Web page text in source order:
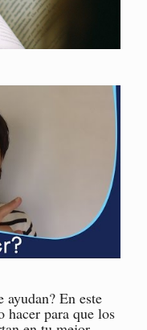
En este
para que los